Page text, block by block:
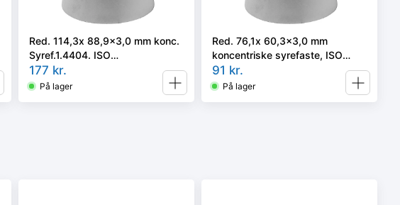
Red. 114,3x 88,9x3,0 mm konc.
Syref.1.4404. ISO
5251/EN10253-3 el. 4 i vort valg
177 kr.
På lager
Red. 76,1x 60,3x3,0 mm
koncentriske syrefaste, ISO
4404
91 kr.
På lager